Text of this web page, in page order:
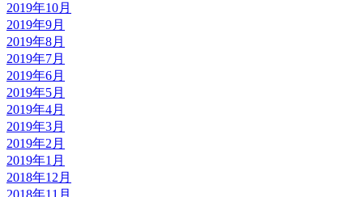
2019年10月
2019年9月
2019年8月
2019年7月
2019年6月
2019年5月
2019年4月
2019年3月
2019年2月
2019年1月
2018年12月